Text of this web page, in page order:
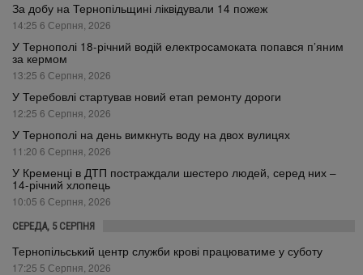
За добу на Тернопільщині ліквідували 14 пожеж
14:25 6 Серпня, 2026
У Тернополі 18-річний водій електросамоката попався п’яним
за кермом
13:25 6 Серпня, 2026
У Теребовлі стартував новий етап ремонту дороги
12:25 6 Серпня, 2026
У Тернополі на день вимкнуть воду на двох вулицях
11:20 6 Серпня, 2026
У Кременці в ДТП постраждали шестеро людей, серед них –
14-річний хлопець
10:05 6 Серпня, 2026
СЕРЕДА, 5 СЕРПНЯ
Тернопільський центр служби крові працюватиме у суботу
17:25 5 Серпня, 2026